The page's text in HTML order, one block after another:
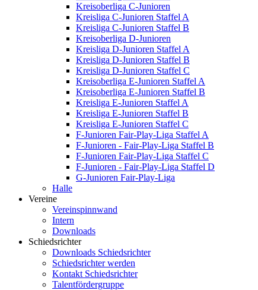
Kreisoberliga C-Junioren
Kreisliga C-Junioren Staffel A
Kreisliga C-Junioren Staffel B
Kreisoberliga D-Junioren
Kreisliga D-Junioren Staffel A
Kreisliga D-Junioren Staffel B
Kreisliga D-Junioren Staffel C
Kreisoberliga E-Junioren Staffel A
Kreisoberliga E-Junioren Staffel B
Kreisliga E-Junioren Staffel A
Kreisliga E-Junioren Staffel B
Kreisliga E-Junioren Staffel C
F-Junioren Fair-Play-Liga Staffel A
F-Junioren - Fair-Play-Liga Staffel B
F-Junioren Fair-Play-Liga Staffel C
F-Junioren - Fair-Play-Liga Staffel D
G-Junioren Fair-Play-Liga
Halle
Vereine
Vereinspinnwand
Intern
Downloads
Schiedsrichter
Downloads Schiedsrichter
Schiedsrichter werden
Kontakt Schiedsrichter
Talentfördergruppe